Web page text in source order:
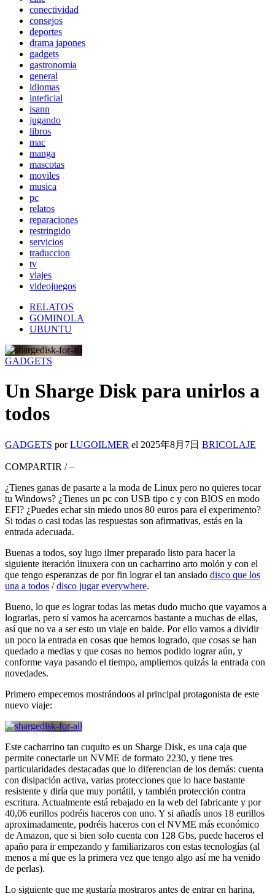
conectividad
consejos
deportes
drama japones
gadgets
gastronomia
general
idiomas
inteficial
isann
jugando
libros
mac
manga
mascotas
moviles
musica
pc
relatos
reparaciones
restringido
servicios
traduccion
tv
viajes
videojuegos
RELATOS
GOMINOLA
UBUNTU
GADGETS
Un Sharge Disk para unirlos a
todos
GADGETS por LUGOILMER el 2025年8月7日 BRICOLAJE
COMPARTIR / –
¿Tienes ganas de pasarte a la moda de Linux pero no quieres tocar
tu Windows? ¿Tienes un pc con USB tipo c y con BIOS en modo
EFI? ¿Puedes echar sin miedo unos 80 euros para el experimento?
Si todas o casi todas las respuestas son afirmativas, estás en la
entrada adecuada.
Buenas a todos, soy lugo ilmer preparado listo para hacer la
siguiente iteración linuxera con un cacharrino arto molón y con el
que tengo esperanzas de por fin lograr el tan ansiado disco que los
una a todos /disco jugar everywhere.
Bueno, lo que es lograr todas las metas dudo mucho que vayamos a
lograrlas, pero sí vamos ha acercarnos bastante a muchas de ellas,
así que no va a ser esto un viaje en balde. Por ello vamos a dividir
un poco la entrada en cosas que hemos logrado, que cosas se han
quedado a medias y que cosas no hemos podido lograr aún, y
conforme vaya pasando el tiempo, ampliemos quizás la entrada con
novedades.
Primero empecemos mostrándoos al principal protagonista de este
nuevo viaje:
Este cacharrino tan cuquito es un Sharge Disk, es una caja que
permite conectarle un NVME de formato 2230, y tiene tres
particularidades destacadas que lo diferencian de los demás: cuenta
con disipación activa, varias protecciones que lo hace bastante
resistente y diría que muy portátil, y también protección contra
escritura. Actualmente está rebajado en la web del fabricante y por
40,06 eurillos podréis haceros con uno. Y si añadís unos 18 eurillos
aproximadamente, podréis haceros con el NVME más económico
de Amazon, que si bien solo cuenta con 128 Gbs, puede haceros el
apaño para ir empezando y familiarizaros con estas tecnologías (al
menos a mí que es la primera vez que tengo algo así me ha venido
de perlas).
Lo siguiente que me gustaría mostraros antes de entrar en harina,